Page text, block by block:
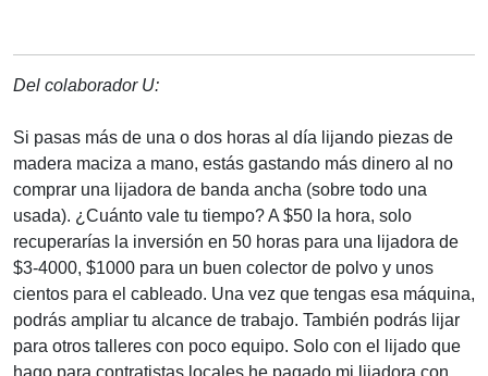
Del colaborador U:
Si pasas más de una o dos horas al día lijando piezas de
madera maciza a mano, estás gastando más dinero al no
comprar una lijadora de banda ancha (sobre todo una
usada). ¿Cuánto vale tu tiempo? A $50 la hora, solo
recuperarías la inversión en 50 horas para una lijadora de
$3-4000, $1000 para un buen colector de polvo y unos
cientos para el cableado. Una vez que tengas esa máquina,
podrás ampliar tu alcance de trabajo. También podrás lijar
para otros talleres con poco equipo. Solo con el lijado que
hago para contratistas locales he pagado mi lijadora con